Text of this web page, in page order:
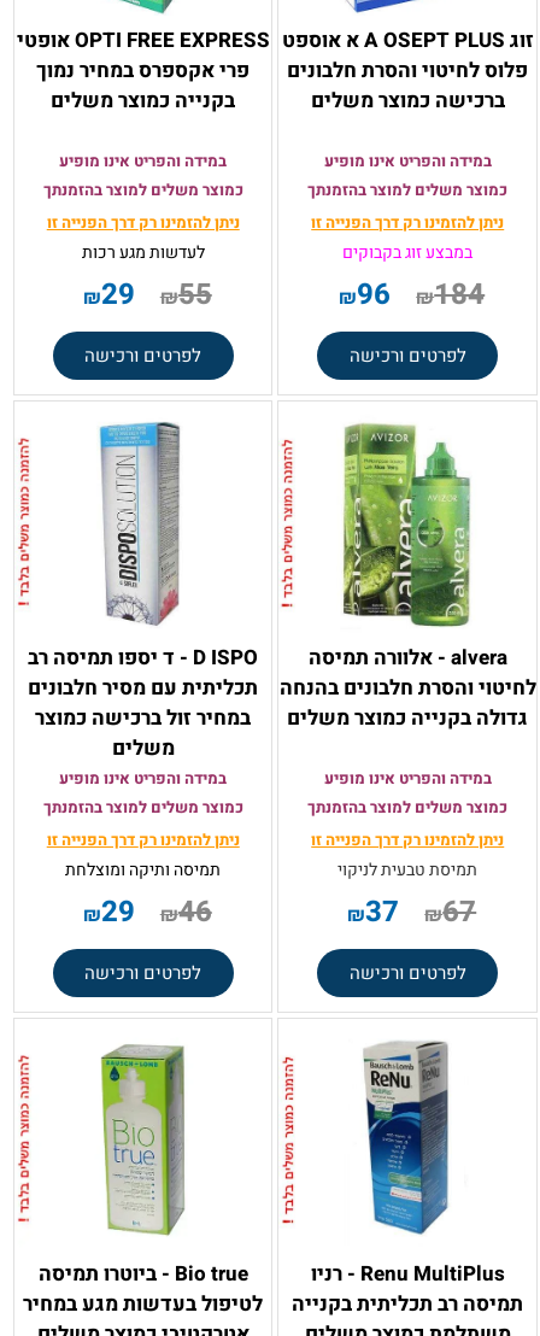
זוג A OSEPT PLUS א אוספט
פלוס לחיטוי והסרת חלבונים
ברכישה כמוצר משלים
במידה והפריט אינו מופיע
כמוצר משלים למוצר בהזמנתך
ניתן להזמינו רק דרך הפנייה זו
במבצע זוג בקבוקים
₪184
₪96
לפרטים ורכישה
OPTI FREE EXPRESS אופטי
פרי אקספרס במחיר נמוך
בקנייה כמוצר משלים
במידה והפריט אינו מופיע
כמוצר משלים למוצר בהזמנתך
ניתן להזמינו רק דרך הפנייה זו
לעדשות מגע רכות
₪55
₪29
לפרטים ורכישה
alvera - אלוורה תמיסה
לחיטוי והסרת חלבונים בהנחה
גדולה בקנייה כמוצר משלים
במידה והפריט אינו מופיע
כמוצר משלים למוצר בהזמנתך
ניתן להזמינו רק דרך הפנייה זו
תמיסת טבעית לניקוי
₪67
₪37
לפרטים ורכישה
D ISPO - ד יספו תמיסה רב
תכליתית עם מסיר חלבונים
במחיר זול ברכישה כמוצר
משלים
במידה והפריט אינו מופיע
כמוצר משלים למוצר בהזמנתך
ניתן להזמינו רק דרך הפנייה זו
תמיסה ותיקה ומוצלחת
₪46
₪29
לפרטים ורכישה
Renu MultiPlus - רניו
תמיסה רב תכליתית בקנייה
Bio true - ביוטרו תמיסה
לטיפול בעדשות מגע במחיר